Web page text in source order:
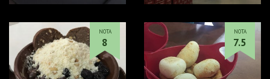
NOTA
8
NOTA
7.5